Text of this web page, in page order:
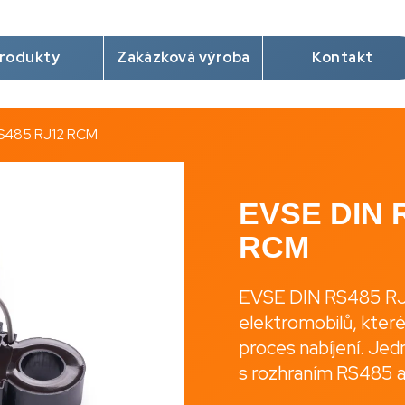
Zakázková výroba Kontakt
RJ12 RCM
EVSE DIN
RCM
EVSE DIN RS485
elektromobilů,
proces nabíjení.
s rozhraním RS485
KABEL 5X2.5MM2 + CP VODIČ
EVSE DIN RS485